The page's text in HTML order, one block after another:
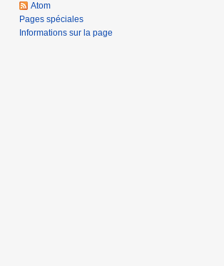
Atom
Pages spéciales
Informations sur la page